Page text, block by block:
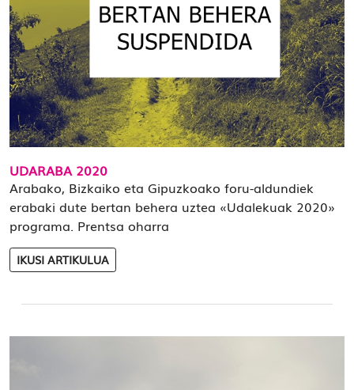
UDARABA 2020
Arabako, Bizkaiko eta Gipuzkoako foru-aldundiek
erabaki dute bertan behera uztea «Udalekuak 2020»
programa. Prentsa oharra
IKUSI ARTIKULUA